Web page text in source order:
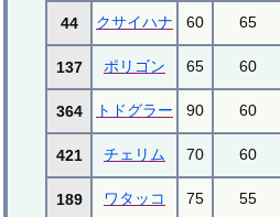
44 クサイハナ 60 65
137 ポリゴン 65 60
364 トドグラー 90 60
421 チェリム 70 60
189 ワタッコ 75 55